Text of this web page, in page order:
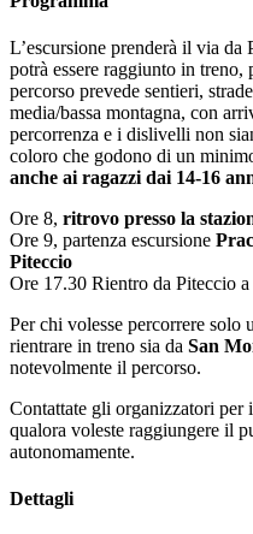
L’escursione prenderà il via da
potrà essere raggiunto in
percorso prevede sentieri,
media/bassa montagna, con
percorrenza e i dislivelli non
coloro che godono di un
anche ai ragazzi dai 14-16
Ore 8, ritrovo presso la
Ore 9, partenza escursione
Piteccio
Ore 17.30 Rientro da Piteccio
Per chi volesse percorrere solo
rientrare in treno sia da San
notevolmente il percorso.
Contattate gli organizzatori per
qualora voleste raggiungere il
autonomamente.
Dettagli